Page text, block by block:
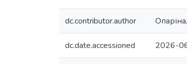
dc.contributor.author
dc.date.accessioned 2026-